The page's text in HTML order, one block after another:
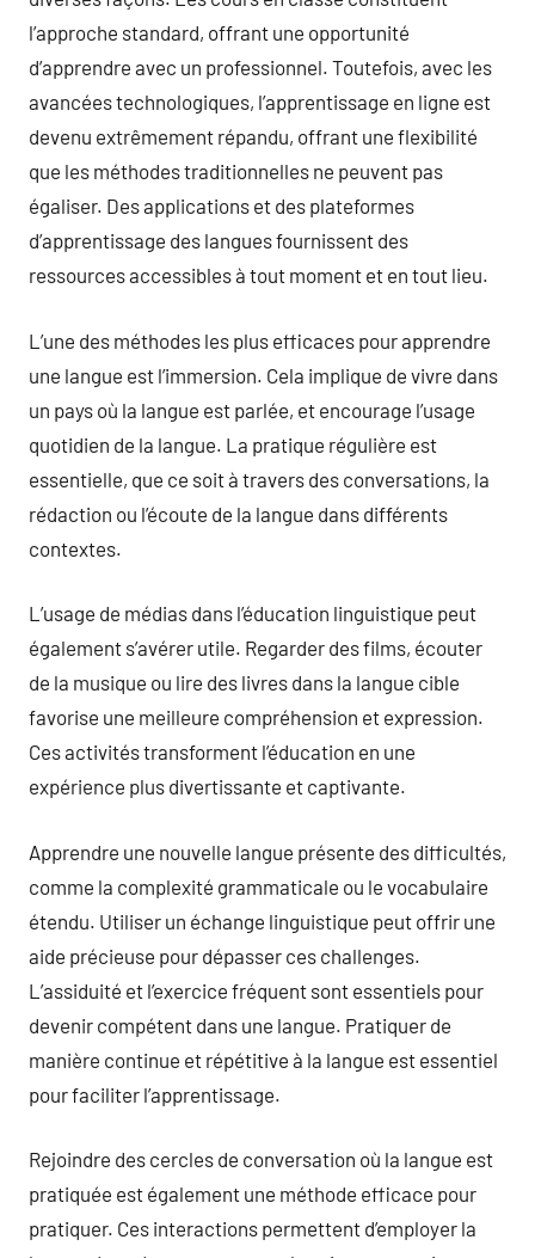
l’approche standard, offrant une opportunité
d’apprendre avec un professionnel. Toutefois, avec les
avancées technologiques, l’apprentissage en ligne est
devenu extrêmement répandu, offrant une flexibilité
que les méthodes traditionnelles ne peuvent pas
égaliser. Des applications et des plateformes
d’apprentissage des langues fournissent des
ressources accessibles à tout moment et en tout lieu.
L’une des méthodes les plus efficaces pour apprendre
une langue est l’immersion. Cela implique de vivre dans
un pays où la langue est parlée, et encourage l’usage
quotidien de la langue. La pratique régulière est
essentielle, que ce soit à travers des conversations, la
rédaction ou l’écoute de la langue dans différents
contextes.
L’usage de médias dans l’éducation linguistique peut
également s’avérer utile. Regarder des films, écouter
de la musique ou lire des livres dans la langue cible
favorise une meilleure compréhension et expression.
Ces activités transforment l’éducation en une
expérience plus divertissante et captivante.
Apprendre une nouvelle langue présente des difficultés,
comme la complexité grammaticale ou le vocabulaire
étendu. Utiliser un échange linguistique peut offrir une
aide précieuse pour dépasser ces challenges.
L’assiduité et l’exercice fréquent sont essentiels pour
devenir compétent dans une langue. Pratiquer de
manière continue et répétitive à la langue est essentiel
pour faciliter l’apprentissage.
Rejoindre des cercles de conversation où la langue est
pratiquée est également une méthode efficace pour
pratiquer. Ces interactions permettent d’employer la